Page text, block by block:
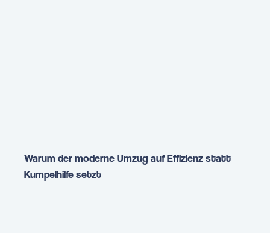
Warum der moderne Umzug auf Effizienz statt
Kumpelhilfe setzt